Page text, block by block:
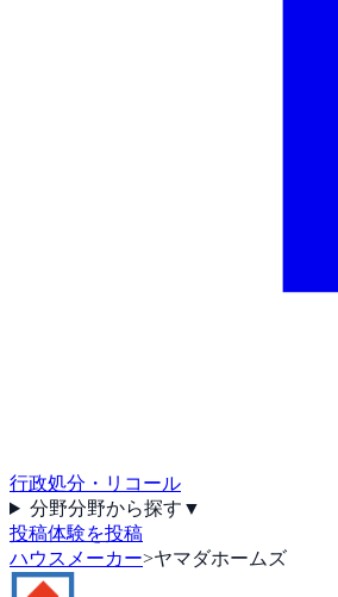
行政処分・リコール
分野分野から探す ▼
投稿体験を投稿
ハウスメーカー>ヤマダホームズ